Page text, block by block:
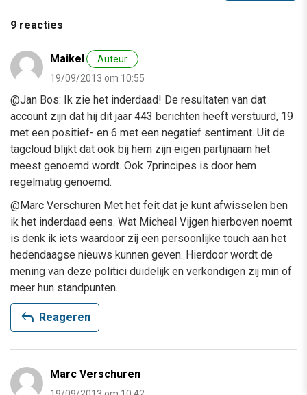
9 reacties
Maikel
Auteur
19/09/2013 om 10:55
@Jan Bos: Ik zie het inderdaad! De resultaten van dat
account zijn dat hij dit jaar 443 berichten heeft verstuurd, 19
met een positief- en 6 met een negatief sentiment. Uit de
tagcloud blijkt dat ook bij hem zijn eigen partijnaam het
meest genoemd wordt. Ook 7principes is door hem
regelmatig genoemd.
@Marc Verschuren Met het feit dat je kunt afwisselen ben
ik het inderdaad eens. Wat Micheal Vijgen hierboven noemt
is denk ik iets waardoor zij een persoonlijke touch aan het
hedendaagse nieuws kunnen geven. Hierdoor wordt de
mening van deze politici duidelijk en verkondigen zij min of
meer hun standpunten.
reply Reageren
Marc Verschuren